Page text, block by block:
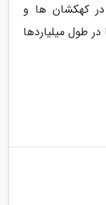
کهکشان ها و
طول میلیاردها